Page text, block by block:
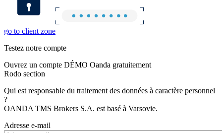
go to client zone
Testez notre compte
Ouvrez un compte DÉMO Oanda gratuitement
Rodo section
Qui est responsable du traitement des données à caractère personnel
?
OANDA TMS Brokers S.A. est basé à Varsovie.
Adresse e-mail